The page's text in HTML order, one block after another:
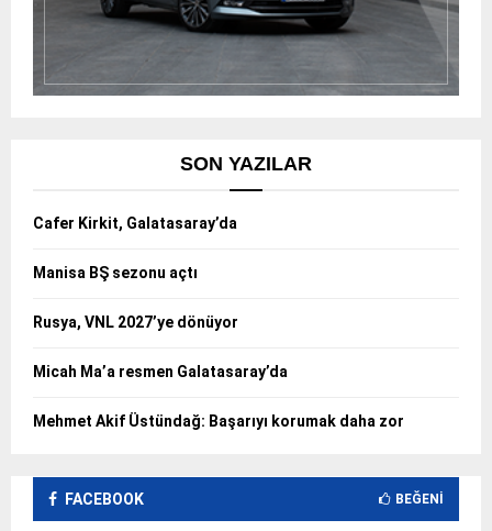
SON YAZILAR
Cafer Kirkit, Galatasaray’da
Manisa BŞ sezonu açtı
Rusya, VNL 2027’ye dönüyor
Micah Ma’a resmen Galatasaray’da
Mehmet Akif Üstündağ: Başarıyı korumak daha zor
FACEBOOK BEĞENI